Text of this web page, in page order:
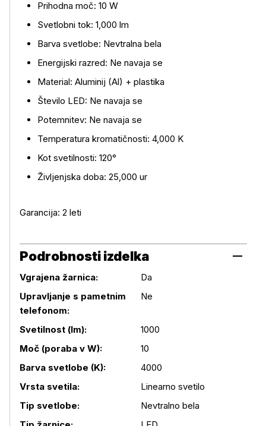
Več o izdelku
Prihodna moč: 10 W
Svetlobni tok: 1,000 lm
Barva svetlobe: Nevtralna bela
Energijski razred: Ne navaja se
Material: Aluminij (Al) + plastika
Število LED: Ne navaja se
Potemnitev: Ne navaja se
Temperatura kromatičnosti: 4,000 K
Kot svetilnosti: 120°
Življenjska doba: 25,000 ur
Garancija: 2 leti
Podrobnosti izdelka
Podrobnosti izdelka
Vgrajena žarnica:
Da
Upravljanje s pametnim
telefonom:
Ne
Svetilnost (lm):
1000
Moč (poraba v W):
10
Barva svetlobe (K):
4000
Vrsta svetila:
Linearno svetilo
Tip svetlobe:
Nevtralno bela